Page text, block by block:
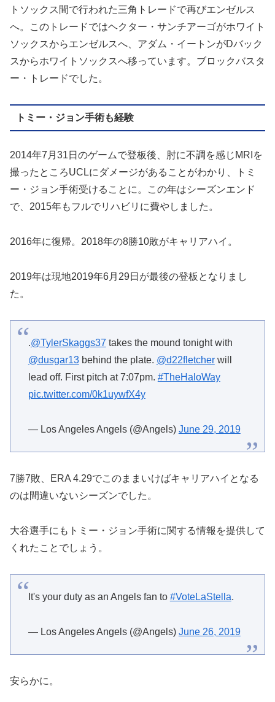
トソックス間で行われた三角トレードで再びエンゼルス
へ。このトレードではヘクター・サンチアーゴがホワイト
ソックスからエンゼルスへ、アダム・イートンがDバック
スからホワイトソックスへ移っています。ブロックバスタ
ー・トレードでした。
トミー・ジョン手術も経験
2014年7月31日のゲームで登板後、肘に不調を感じMRIを
撮ったところUCLにダメージがあることがわかり、トミ
ー・ジョン手術受けることに。この年はシーズンエンド
で、2015年もフルでリハビリに費やしました。
2016年に復帰。2018年の8勝10敗がキャリアハイ。
2019年は現地2019年6月29日が最後の登板となりまし
た。
.@TylerSkaggs37 takes the mound tonight with
@dusgar13behind the plate. @d22fletcherwill
lead off. First pitch at 7:07pm. #TheHaloWay
pic.twitter.com/0k1uywfX4y
— Los Angeles Angels (@Angels) June 29, 2019
7勝7敗、ERA 4.29でこのままいけばキャリアハイとなる
のは間違いないシーズンでした。
大谷選手にもトミー・ジョン手術に関する情報を提供して
くれたことでしょう。
It's your duty as an Angels fan to #VoteLaStella.
— Los Angeles Angels (@Angels) June 26, 2019
安らかに。